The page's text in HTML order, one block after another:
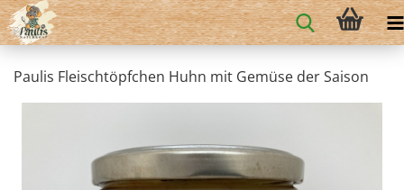
Paulis Fleischtöpfchen Huhn mit Gemüse der Saison